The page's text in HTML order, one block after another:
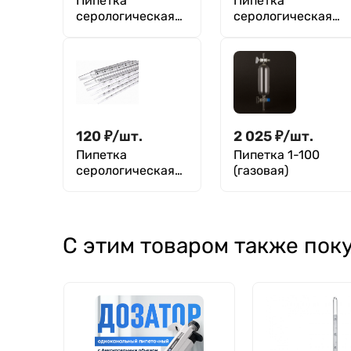
серологическая
серологическая
Aptaca
120 ₽/шт.
Пипетка
серологическая
2 025₽/шт.
Пипетка 1-100
(газовая)
С этим товаром также